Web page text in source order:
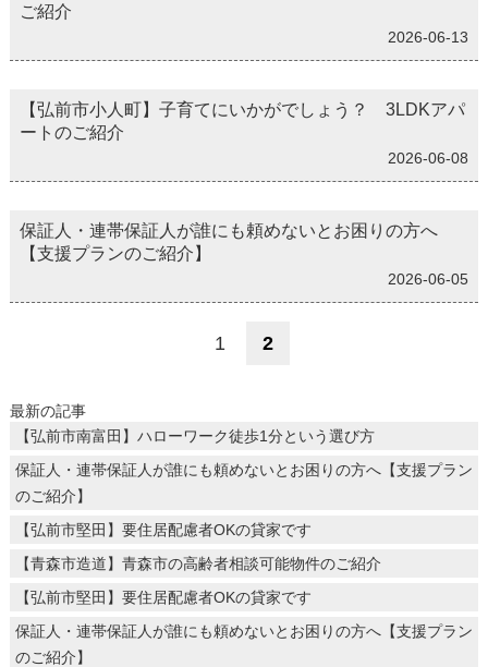
ご紹介
2026-06-13
【弘前市小人町】子育てにいかがでしょう？ 3LDKアパ
ートのご紹介
2026-06-08
保証人・連帯保証人が誰にも頼めないとお困りの方へ
【支援プランのご紹介】
2026-06-05
1 2
最新の記事
【弘前市南富田】ハローワーク徒歩1分という選び方
保証人・連帯保証人が誰にも頼めないとお困りの方へ【支援プラン
のご紹介】
【弘前市堅田】要住居配慮者OKの貸家です
【青森市造道】青森市の高齢者相談可能物件のご紹介
【弘前市堅田】要住居配慮者OKの貸家です
保証人・連帯保証人が誰にも頼めないとお困りの方へ【支援プラン
のご紹介】